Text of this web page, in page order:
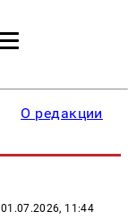
О редакции
01.07.2026, 11:44